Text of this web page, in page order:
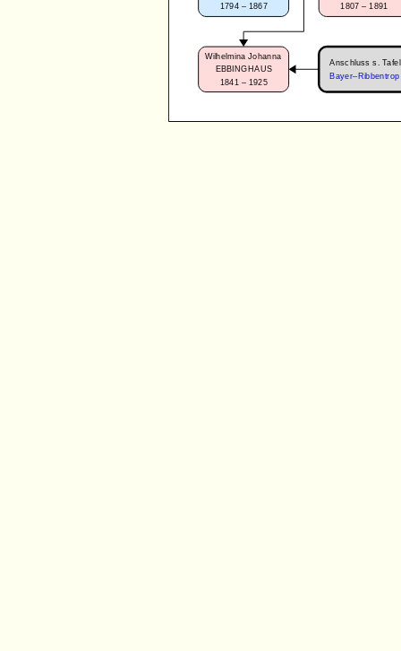
1794 – 1867 1807 – 1891
Wilhelmina Johanna
EBBINGHAUS
1841 – 1925
Anschluss s. Tafel
Bayer–Ribbentrop